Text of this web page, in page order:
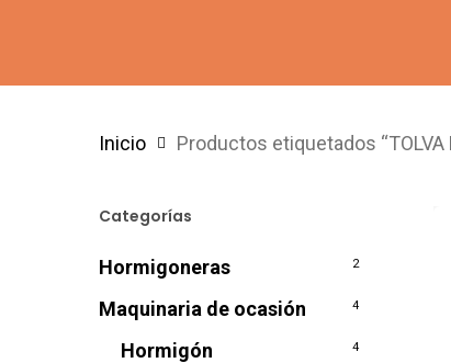
Inicio Productos etiquetados “TOLVA
Categorías
Hormigoneras 2
Maquinaria de ocasión 4
Hormigón 4